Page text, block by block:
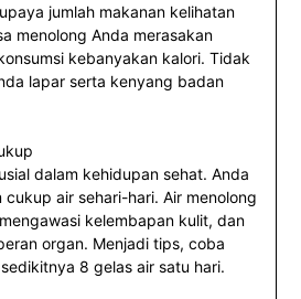
jumlah makanan kelihatan
menolong Anda merasakan
kebanyakan kalori. Tidak
lapar serta kenyang badan
dalam kehidupan sehat. Anda
air sehari-hari. Air menolong
kelembapan kulit, dan
organ. Menjadi tips, coba
8 gelas air satu hari.